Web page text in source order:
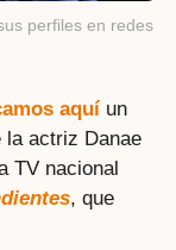
perfiles en redes
aquí un
la actriz Danae
TV nacional
, que